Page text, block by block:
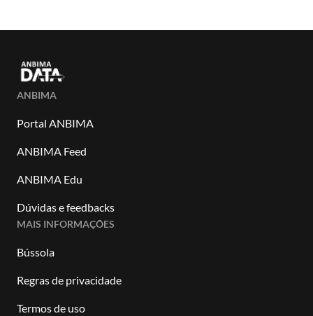
ANBIMA
Portal ANBIMA
ANBIMA Feed
ANBIMA Edu
Dúvidas e feedbacks
MAIS INFORMAÇÕES
Bússola
Regras de privacidade
Termos de uso